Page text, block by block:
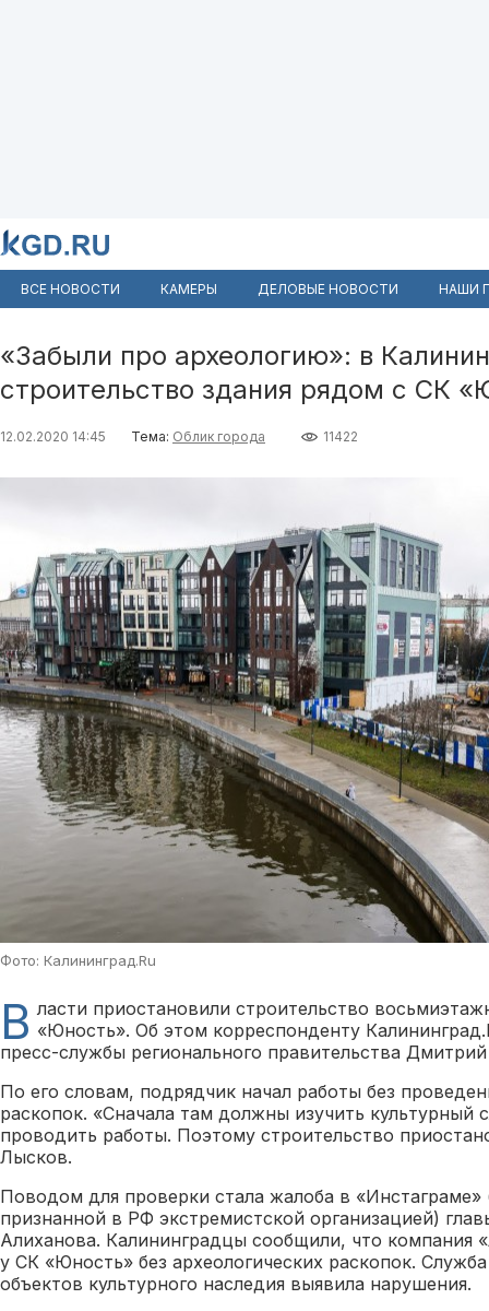
ВСЕ НОВОСТИ КАМЕРЫ ДЕЛОВЫЕ НОВОСТИ НАШИ
«Забыли про археологию»: в
строительство здания рядом с СК
12.02.2020 14:45 Тема: Облик города 11422
Фото: Калининград.Ru
В ласти приостановили строительство
«Юность». Об этом корреспонденту
пресс-службы регионального правительства
По его словам, подрядчик начал работы без
раскопок. «Сначала там должны изучить культурный
проводить работы. Поэтому строительство
Лысков.
Поводом для проверки стала жалоба в
признанной в РФ экстремистской организацией)
Алиханова. Калининградцы сообщили, что компания
у СК «Юность» без археологических раскопок.
объектов культурного наследия выявила нарушения.